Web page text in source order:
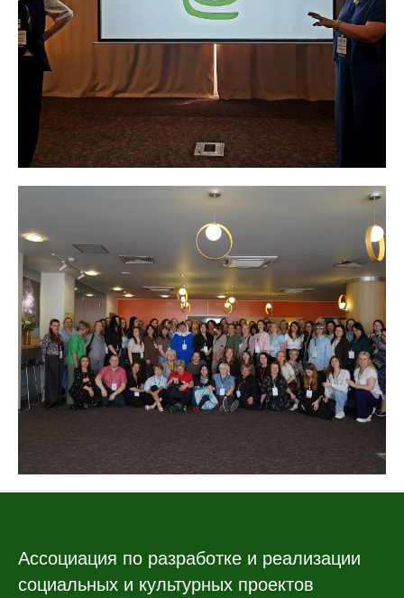
Ассоциация по разработке и реализации
социальных и культурных проектов